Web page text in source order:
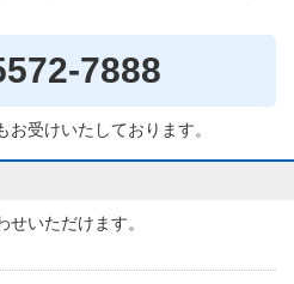
7888
お受けいたしております。
せいただけます。